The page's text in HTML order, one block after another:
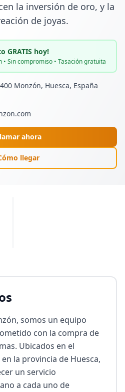
la inversión de oro, y la
de joyas.
GRATIS hoy!
• Sin compromiso • Tasación gratuita
Monzón, Huesca, España
ahora
llegar
somos un equipo
con la compra de
Ubicados en el
la provincia de Huesca,
un servicio
a cada uno de